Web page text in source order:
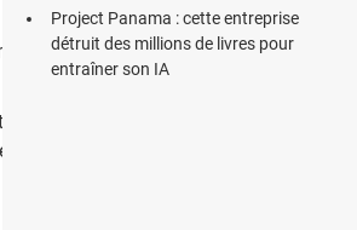
de restaurer des éléments
les éléments comme registre,
l'analyse du système pour
Project Panama : cette entreprise
détruit des millions de livres pour
entraîner son IA